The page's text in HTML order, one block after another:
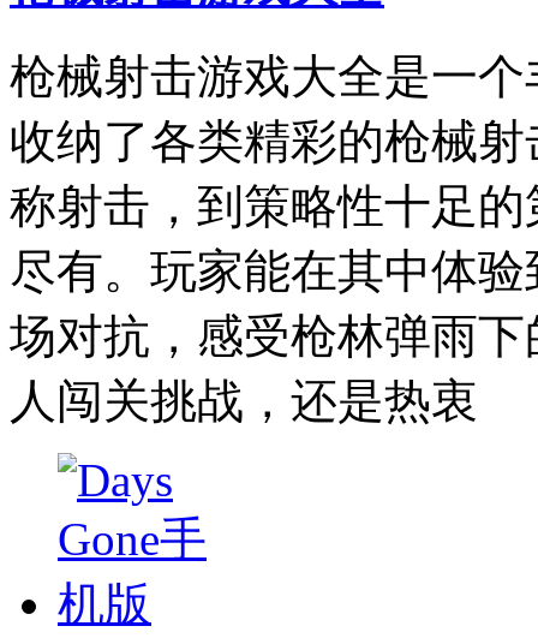
枪械射击游戏大全是一
收纳了各类精彩的枪械
称射击，到策略性十足
尽有。玩家能在其中体
场对抗，感受枪林弹雨
人闯关挑战，还是热衷